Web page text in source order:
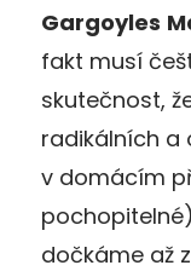
Gargoyles
fakt musí
skutečnost,
radikálních a
v domácím
dočkáme až